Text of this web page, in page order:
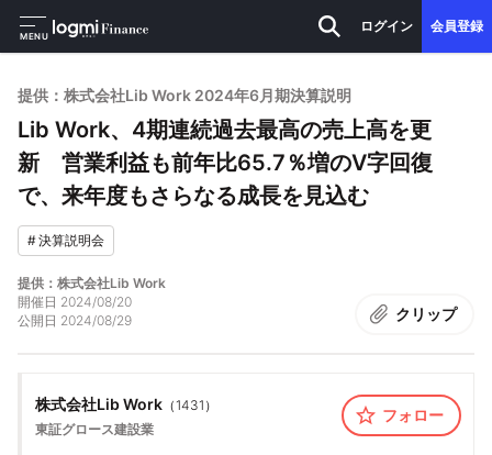
MENU
ログイン 会員登録
提供：株式会社Lib Work 2024年6月期決算説明
Lib Work、4期連続過去最高の売上高を更
新 営業利益も前年比65.7％増のV字回復
で、来年度もさらなる成長を見込む
#決算説明会
提供：株式会社Lib Work
開催日 2024/08/20
公開日 2024/08/29 クリップ
株式会社Lib Work （ 1431 ）
東証グロース建設業
フォロー